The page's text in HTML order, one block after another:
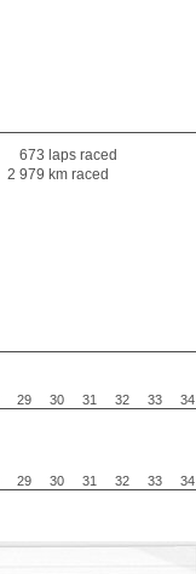
673 laps raced
2 979 km raced
29 30 31 32 33 34
29 30 31 32 33 34